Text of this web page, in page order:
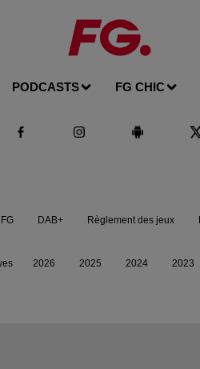
PODCASTS FG CHIC
DAB+ Règlement des jeux
2026 2025 2024 2023